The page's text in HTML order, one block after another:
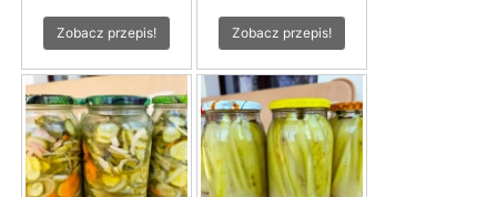
Zobacz przepis! Zobacz przepis!